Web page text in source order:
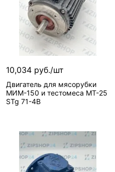
10,034 руб./шт
Двигатель для мясорубки
МИМ-150 и тестомеса МТ-25
STg 71-4B
В корзину